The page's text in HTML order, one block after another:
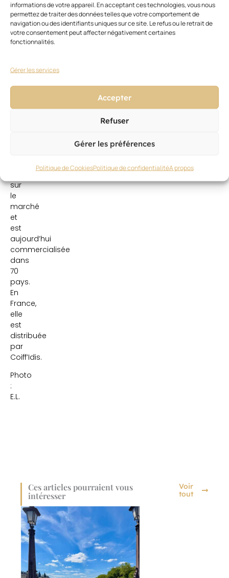
informations de votre appareil. En acceptant ces technologies, vous nous
permettez de traiter des données telles que votre comportement de
navigation ou des identifiants uniques sur ce site. Le refus ou le retrait de
votre consentement peut affecter négativement certaines
fonctionnalités.
Gérer les services
Accepter
Refuser
Gérer les préférences
Politique de CookiesPolitique de confidentialitéA propos
marque
de
soins
haut
de
Moroccanoil,
dans
de
sur
le
marché
et
est
aujourd’hui
commercialisée
dans
70
pays.
En
France,
elle
est
distribuée
par
Coiff’Idis.
Photo
:
E.L.
Ces articles pourraient vous
intéresser
Voir
tout